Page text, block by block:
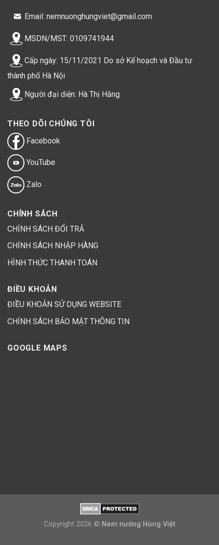
Email: nemnuonghungviet@gmail.com
MSDN/MST: 0109741944
Cấp ngày: 15/11/2021 Do sở Kế hoạch và Đầu tư
thành phố Hà Nội
Người đại diện: Hà Thị Hằng
THEO DÕI CHÚNG TÔI
Facebook
YouTube
Zalo
CHÍNH SÁCH
CHÍNH SÁCH ĐỔI TRẢ
CHÍNH SÁCH NHẬP HÀNG
HÌNH THỨC THANH TOÁN
ĐIỀU KHOẢN
ĐIỀU KHOẢN SỬ DỤNG WEBSITE
CHÍNH SÁCH BẢO MẬT THÔNG TIN
GOOGLE MAPS
Copyright 2026 © Nem nướng Hùng Việt